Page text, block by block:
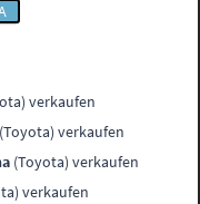
verkaufen
(Toyota) verkaufen
(Toyota) verkaufen
verkaufen